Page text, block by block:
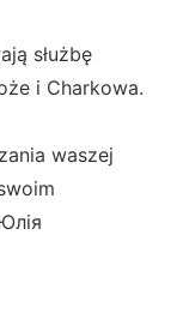
służbę
i Charkowa.
waszej